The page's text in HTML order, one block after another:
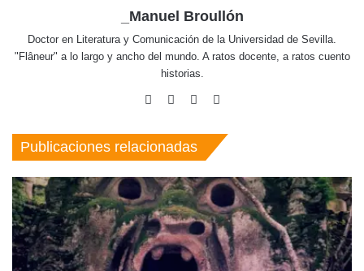
_Manuel Broullón
Doctor en Literatura y Comunicación de la Universidad de Sevilla.
"Flâneur" a lo largo y ancho del mundo. A ratos docente, a ratos cuento
historias.
Facebook
X Flickr
Publicaciones relacionadas